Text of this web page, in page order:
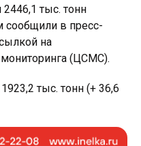
тыс. тонн
сообщили в пресс-
на
(ЦСМС).
1923,2 тыс. тонн (+ 36,6